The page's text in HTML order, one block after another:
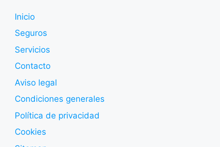
Inicio
Seguros
Servicios
Contacto
Aviso legal
Condiciones generales
Política de privacidad
Cookies